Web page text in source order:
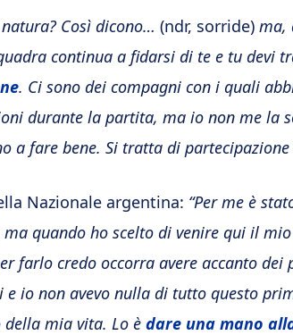
Così dicono… (ndr, sorride) ma,
continua a fidarsi di te e tu devi
. Ci sono dei compagni con i quali
durante la partita, ma io non me la
a fare bene. Si tratta di
Nazionale argentina: “Per me è
quando ho scelto di venire qui il
farlo credo occorra avere accanto dei
io non avevo nulla di tutto questo
mia vita. Lo è dare una mano